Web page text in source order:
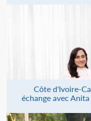
Côte d'Ivoire-
échange avec